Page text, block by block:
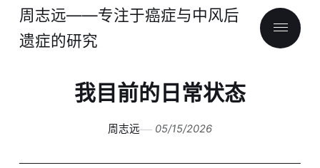
周志远——专注于癌症与中风后
遗症的研究
我目前的日常状态
周志远 05/15/2026